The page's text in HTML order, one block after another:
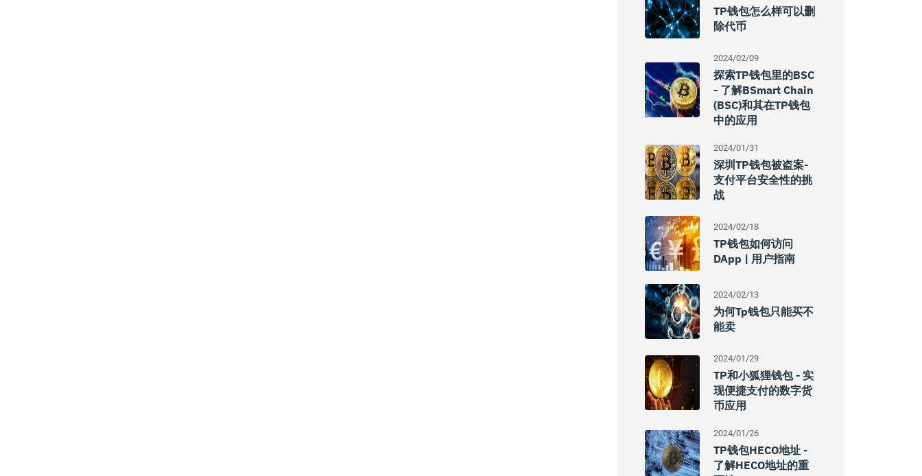
TP钱包怎么样可以删
除代币
2024/02/09
探索TP钱包里的BSC
- 了解BSmart Chain
(BSC)和其在TP钱包
中的应用
2024/01/31
深圳TP钱包被盗案-
支付平台安全性的挑
战
2024/02/18
TP钱包如何访问
DApp | 用户指南
2024/02/13
为何Tp钱包只能买不
能卖
2024/01/29
TP和小狐狸钱包 - 实
现便捷支付的数字货
币应用
2024/01/26
TP钱包HECO地址 -
了解HECO地址的重